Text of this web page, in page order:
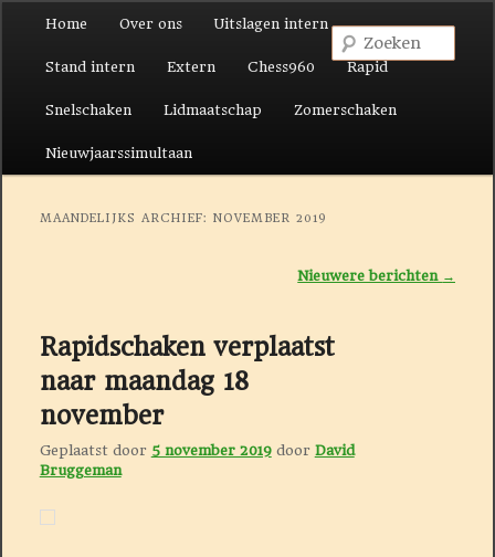
Spring naar de primaire inhoud
Spring naar de secundaire inhoud
Home Over ons Uitslagen intern
Stand intern Extern Chess960 Rapid
Snelschaken Lidmaatschap Zomerschaken
Nieuwjaarssimultaan
MAANDELIJKS ARCHIEF: NOVEMBER 2019
Nieuwere berichten →
Rapidschaken verplaatst
naar maandag 18
november
Geplaatst door 5 november 2019 door David
Bruggeman